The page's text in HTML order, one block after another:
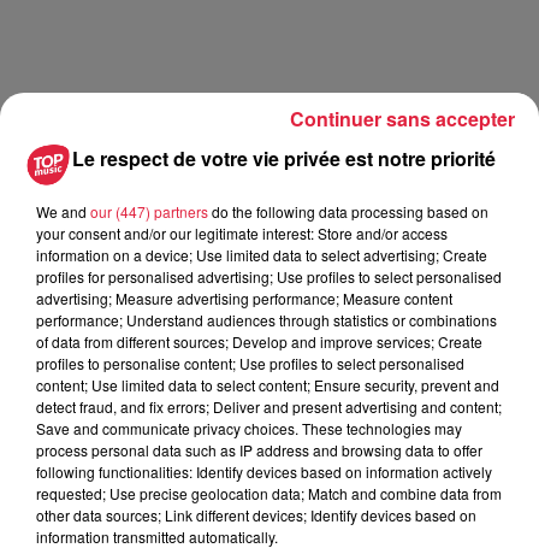
A lire aussi
5 août 2026
Europa-Park : des précisons sur
l’après Euro-Mir
Le respect de votre vie privée est notre priorité
We and our (447) partnersdo the following data processing based on
your consent and/or our legitimate interest: Store and/or access
information on a device; Use limited data to select advertising; Create
profiles for personalised advertising; Use profiles to select personalised
advertising; Measure advertising performance; Measure content
performance; Understand audiences through statistics or combinations
of data from different sources; Develop and improve services; Create
profiles to personalise content; Use profiles to select personalised
content; Use limited data to select content; Ensure security, prevent and
detect fraud, and fix errors; Deliver and present advertising and content;
Save and communicate privacy choices. These technologies may
process personal data such as IP address and browsing data to offer
following functionalities: Identify devices based on information actively
requested; Use precise geolocation data; Match and combine data from
other data sources; Link different devices; Identify devices based on
information transmitted automatically.
Continuer sans accepter